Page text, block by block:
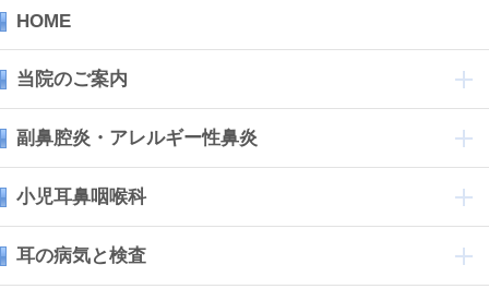
HOME
当院のご案内
副鼻腔炎・アレルギー性鼻炎
小児耳鼻咽喉科
耳の病気と検査